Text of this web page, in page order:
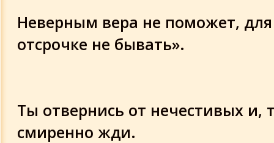
Неверным вера не поможет,
отсрочке не бывать».
Ты отвернись от нечестивых и,
смиренно жди.